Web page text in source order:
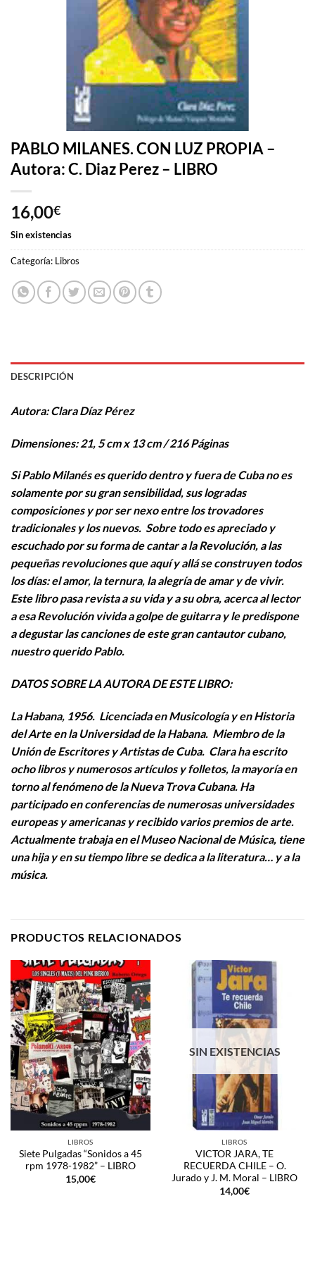
PABLO MILANES. CON LUZ PROPIA –
Autora: C. Diaz Perez – LIBRO
16,00€
Sin existencias
Categoría: Libros
DESCRIPCIÓN
Autora: Clara Díaz Pérez
Dimensiones: 21, 5 cm x 13 cm / 216 Páginas
Si Pablo Milanés es querido dentro y fuera de Cuba no es
solamente por su gran sensibilidad, sus logradas
composiciones y por ser nexo entre los trovadores
tradicionales y los nuevos. Sobre todo es apreciado y
escuchado por su forma de cantar a la Revolución, a las
pequeñas revoluciones que aquí y allá se construyen todos
los días: el amor, la ternura, la alegría de amar y de vivir.
Este libro pasa revista a su vida y a su obra, acerca al lector
a esa Revolución vivida a golpe de guitarra y le predispone
a degustar las canciones de este gran cantautor cubano,
nuestro querido Pablo.
DATOS SOBRE LA AUTORA DE ESTE LIBRO:
La Habana, 1956. Licenciada en Musicología y en Historia
del Arte en la Universidad de la Habana. Miembro de la
Unión de Escritores y Artistas de Cuba. Clara ha escrito
ocho libros y numerosos artículos y folletos, la mayoría en
torno al fenómeno de la Nueva Trova Cubana. Ha
participado en conferencias de numerosas universidades
europeas y americanas y recibido varios premios de arte.
Actualmente trabaja en el Museo Nacional de Música, tiene
una hija y en su tiempo libre se dedica a la literatura… y a la
música.
PRODUCTOS RELACIONADOS
LIBROS
Siete Pulgadas “Sonidos a 45
rpm 1978-1982” – LIBRO
15,00€
SIN EXISTENCIAS
LIBROS
VICTOR JARA, TE
RECUERDA CHILE – O.
Jurado y J. M. Moral – LIBRO
14,00€